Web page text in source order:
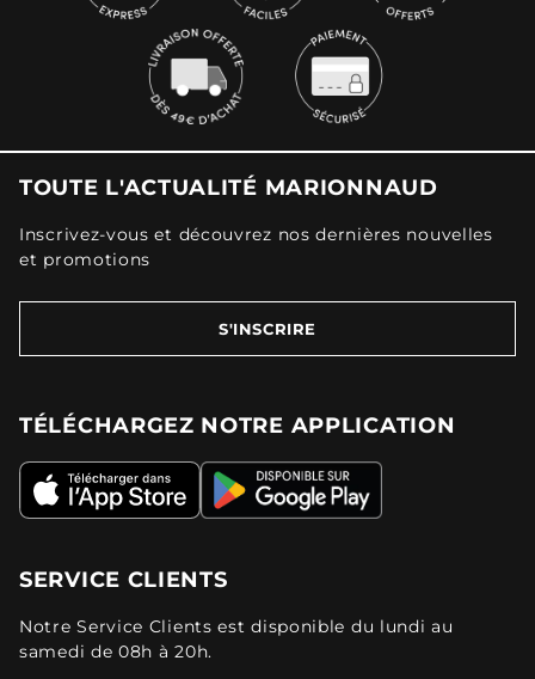
TOUTE L'ACTUALITÉ MARIONNAUD
Inscrivez-vous et découvrez nos dernières nouvelles
et promotions
S'INSCRIRE
TÉLÉCHARGEZ NOTRE APPLICATION
SERVICE CLIENTS
Notre Service Clients est disponible du lundi au
samedi de 08h à 20h.